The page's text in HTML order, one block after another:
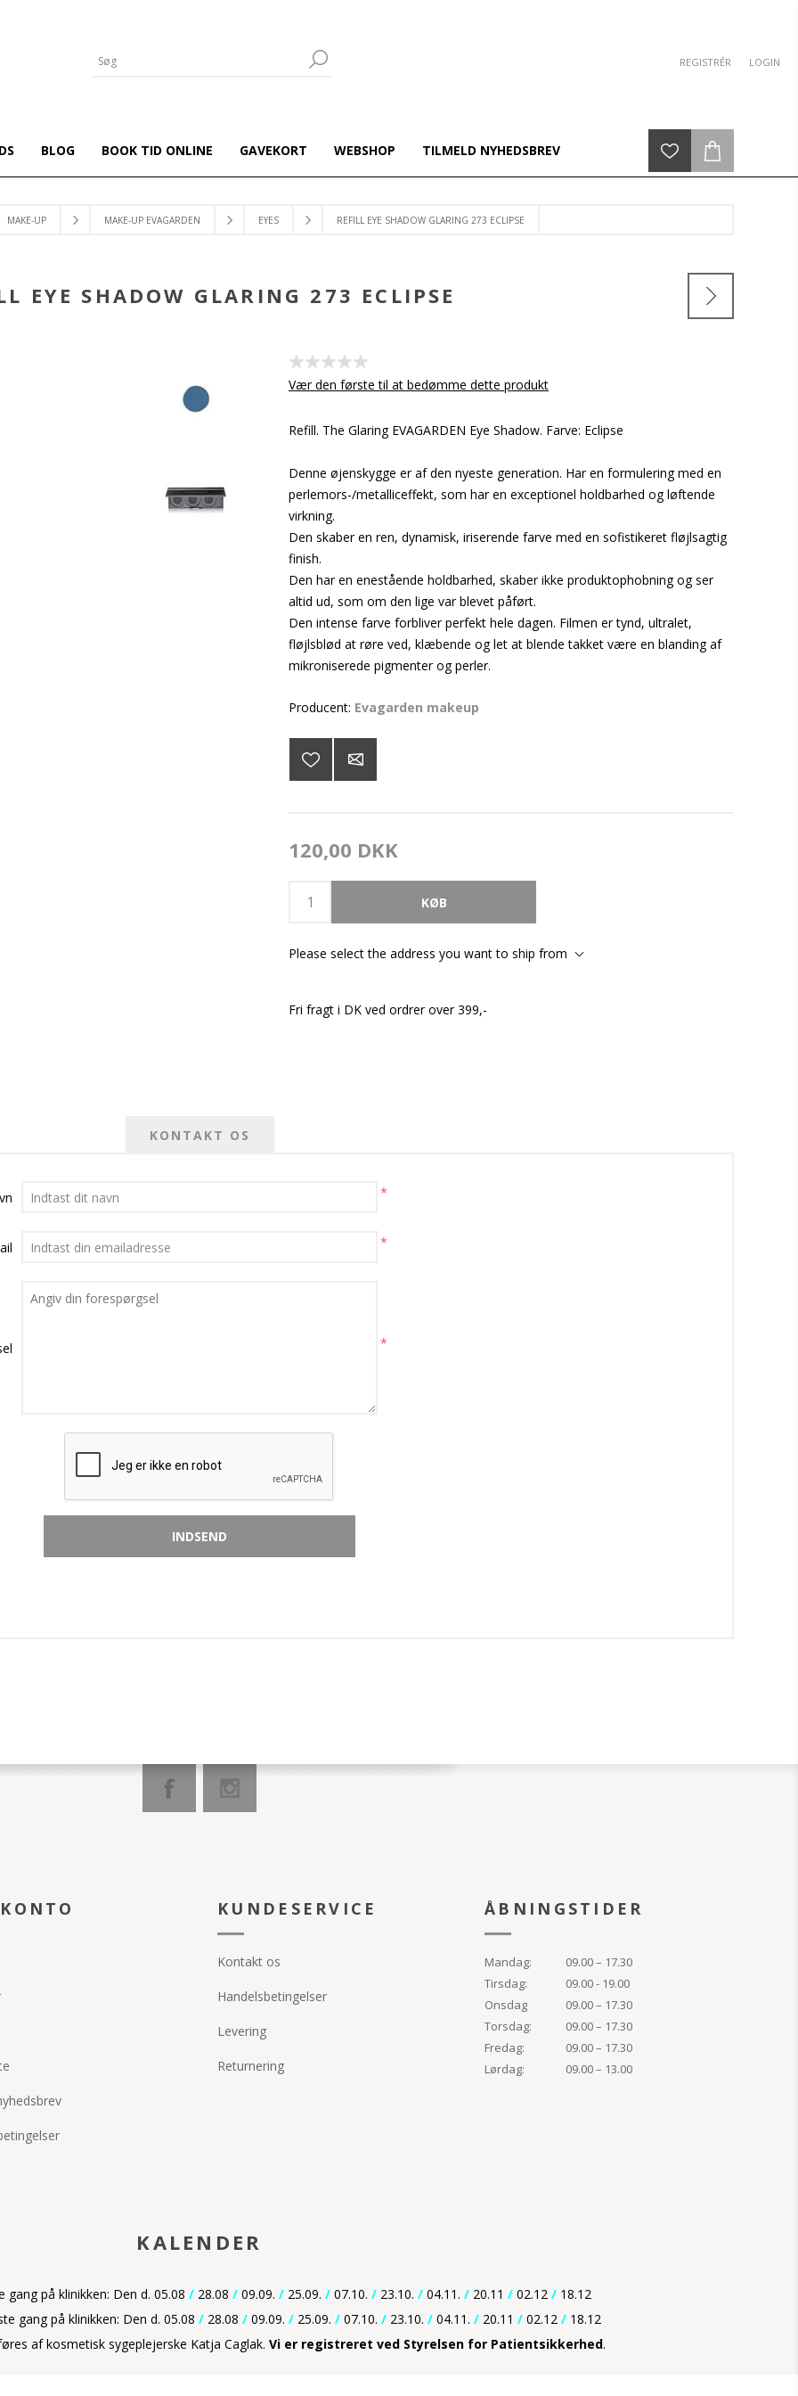
REGISTRÉR LOGIN
BLOG BOOK TID ONLINE GAVEKORT WEBSHOP TILMELD NYHEDSBREV
MAKE-UP MAKE-UP EVAGARDEN EYES REFILL EYE SHADOW GLARING 273 ECLIPSE
EYE SHADOW GLARING 273 ECLIPSE
Vær den første til at bedømme dette produkt
Refill. The Glaring EVAGARDEN Eye Shadow. Farve: Eclipse
Denne øjenskygge er af den nyeste generation. Har en formulering med en
perlemors-/metalliceffekt, som har en exceptionel holdbarhed og løftende
virkning.
Den skaber en ren, dynamisk, iriserende farve med en sofistikeret fløjlsagtig
finish.
Den har en enestående holdbarhed, skaber ikke produktophobning og ser
altid ud, som om den lige var blevet påført.
Den intense farve forbliver perfekt hele dagen. Filmen er tynd, ultralet,
fløjlsblød at røre ved, klæbende og let at blende takket være en blanding af
mikroniserede pigmenter og perler.
Producent: Evagarden makeup
120,00 DKK
Please select the address you want to ship from
Fri fragt i DK ved ordrer over 399,-
KONTAKT OS
*
*
*
KUNDESERVICE
Kontakt os
Handelsbetingelser
Levering
Returnering
ÅBNINGSTIDER
Mandag:
09.00 – 17.30
Tirsdag:
09.00 - 19.00
Onsdag
09.00 – 17.30
Torsdag:
09.00 – 17.30
Fredag:
09.00 – 17.30
Lørdag:
09.00 – 13.00
KALENDER
gang på klinikken: Den d. 05.08 /28.08 /09.09. /25.09. /07.10. /23.10. /04.11. /20.11 /02.12 /18.12
gang på klinikken: Den d. 05.08 / 28.08 / 09.09. / 25.09. / 07.10. / 23.10. / 04.11. / 20.11 / 02.12 / 18.12
af kosmetisk sygeplejerske Katja Caglak. Vi er registreret ved Styrelsen for Patientsikkerhed.